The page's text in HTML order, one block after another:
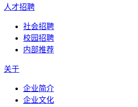
人才招聘
社会招聘
校园招聘
内部推荐
关于
企业简介
企业文化